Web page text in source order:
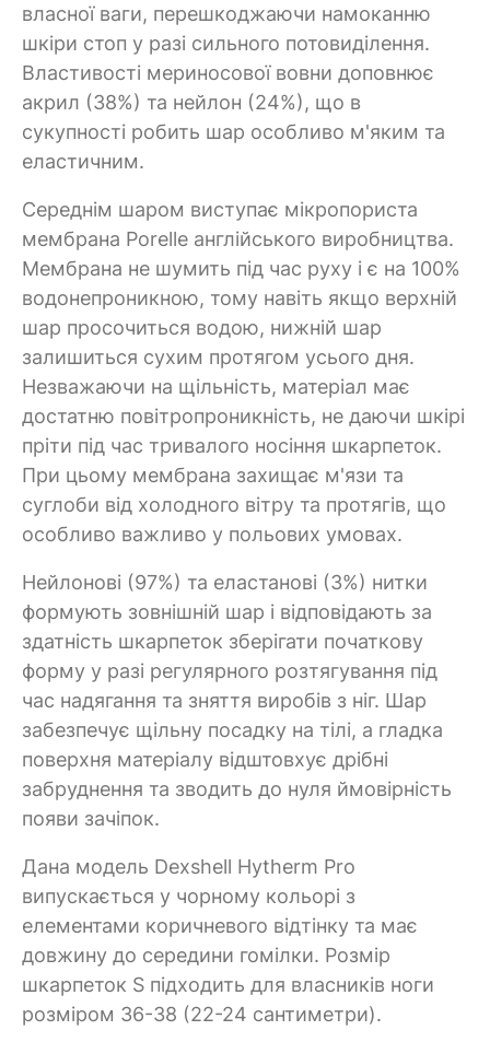
власної ваги, перешкоджаючи намоканню
шкіри стоп у разі сильного потовиділення.
Властивості мериносової вовни доповнює
акрил (38%) та нейлон (24%), що в
сукупності робить шар особливо м'яким та
еластичним.
Середнім шаром виступає мікропориста
мембрана Porelle англійського виробництва.
Мембрана не шумить під час руху і є на 100%
водонепроникною, тому навіть якщо верхній
шар просочиться водою, нижній шар
залишиться сухим протягом усього дня.
Незважаючи на щільність, матеріал має
достатню повітропроникність, не даючи шкірі
пріти під час тривалого носіння шкарпеток.
При цьому мембрана захищає м'язи та
суглоби від холодного вітру та протягів, що
особливо важливо у польових умовах.
Нейлонові (97%) та еластанові (3%) нитки
формують зовнішній шар і відповідають за
здатність шкарпеток зберігати початкову
форму у разі регулярного розтягування під
час надягання та зняття виробів з ніг. Шар
забезпечує щільну посадку на тілі, а гладка
поверхня матеріалу відштовхує дрібні
забруднення та зводить до нуля ймовірність
появи зачіпок.
Дана модель Dexshell Hytherm Pro
випускається у чорному кольорі з
елементами коричневого відтінку та має
довжину до середини гомілки. Розмір
шкарпеток S підходить для власників ноги
розміром 36-38 (22-24 сантиметри).